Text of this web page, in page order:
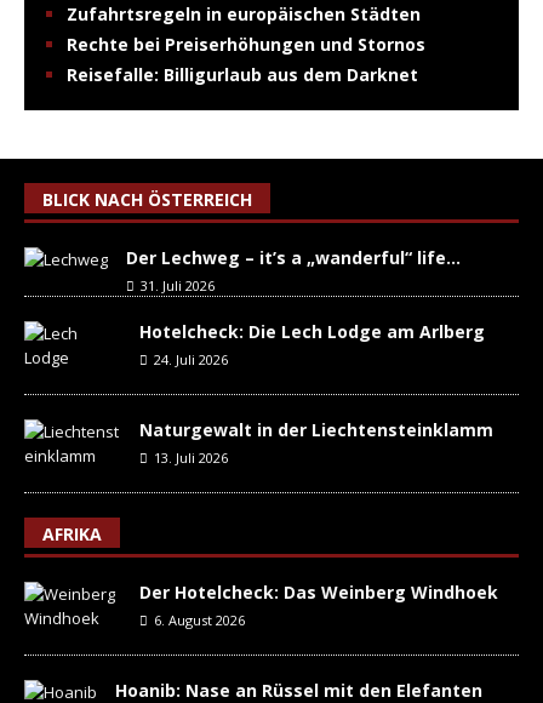
Zufahrtsregeln in europäischen Städten
Rechte bei Preiserhöhungen und Stornos
Reisefalle: Billigurlaub aus dem Darknet
BLICK NACH ÖSTERREICH
Der Lechweg – it’s a „wanderful“ life…
31. Juli 2026
Hotelcheck: Die Lech Lodge am Arlberg
24. Juli 2026
Naturgewalt in der Liechtensteinklamm
13. Juli 2026
AFRIKA
Der Hotelcheck: Das Weinberg Windhoek
6. August 2026
Hoanib: Nase an Rüssel mit den Elefanten